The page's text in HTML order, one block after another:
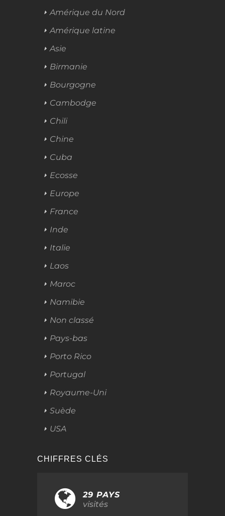
Amérique du Nord
Amérique latine
Asie
Birmanie
Bourgogne
Cambodge
Chili
Chine
Cuba
Ecosse
Europe
France
Inde
Italie
Laos
Maroc
Namibie
Non classé
Pays-bas
Porto Rico
Portugal
Royaume-Uni
Suède
USA
CHIFFRES CLÉS
29 PAYS
visités